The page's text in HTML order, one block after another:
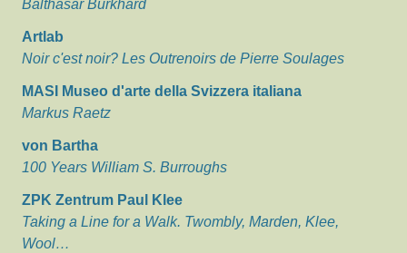
Balthasar Burkhard
Artlab
Noir c'est noir? Les Outrenoirs de Pierre Soulages
MASI Museo d'arte della Svizzera italiana
Markus Raetz
von Bartha
100 Years William S. Burroughs
ZPK Zentrum Paul Klee
Taking a Line for a Walk. Twombly, Marden, Klee,
Wool…